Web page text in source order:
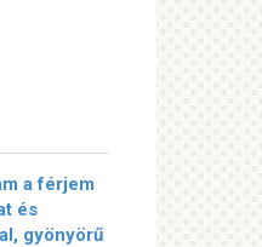
a férjem
és
gyönyörű